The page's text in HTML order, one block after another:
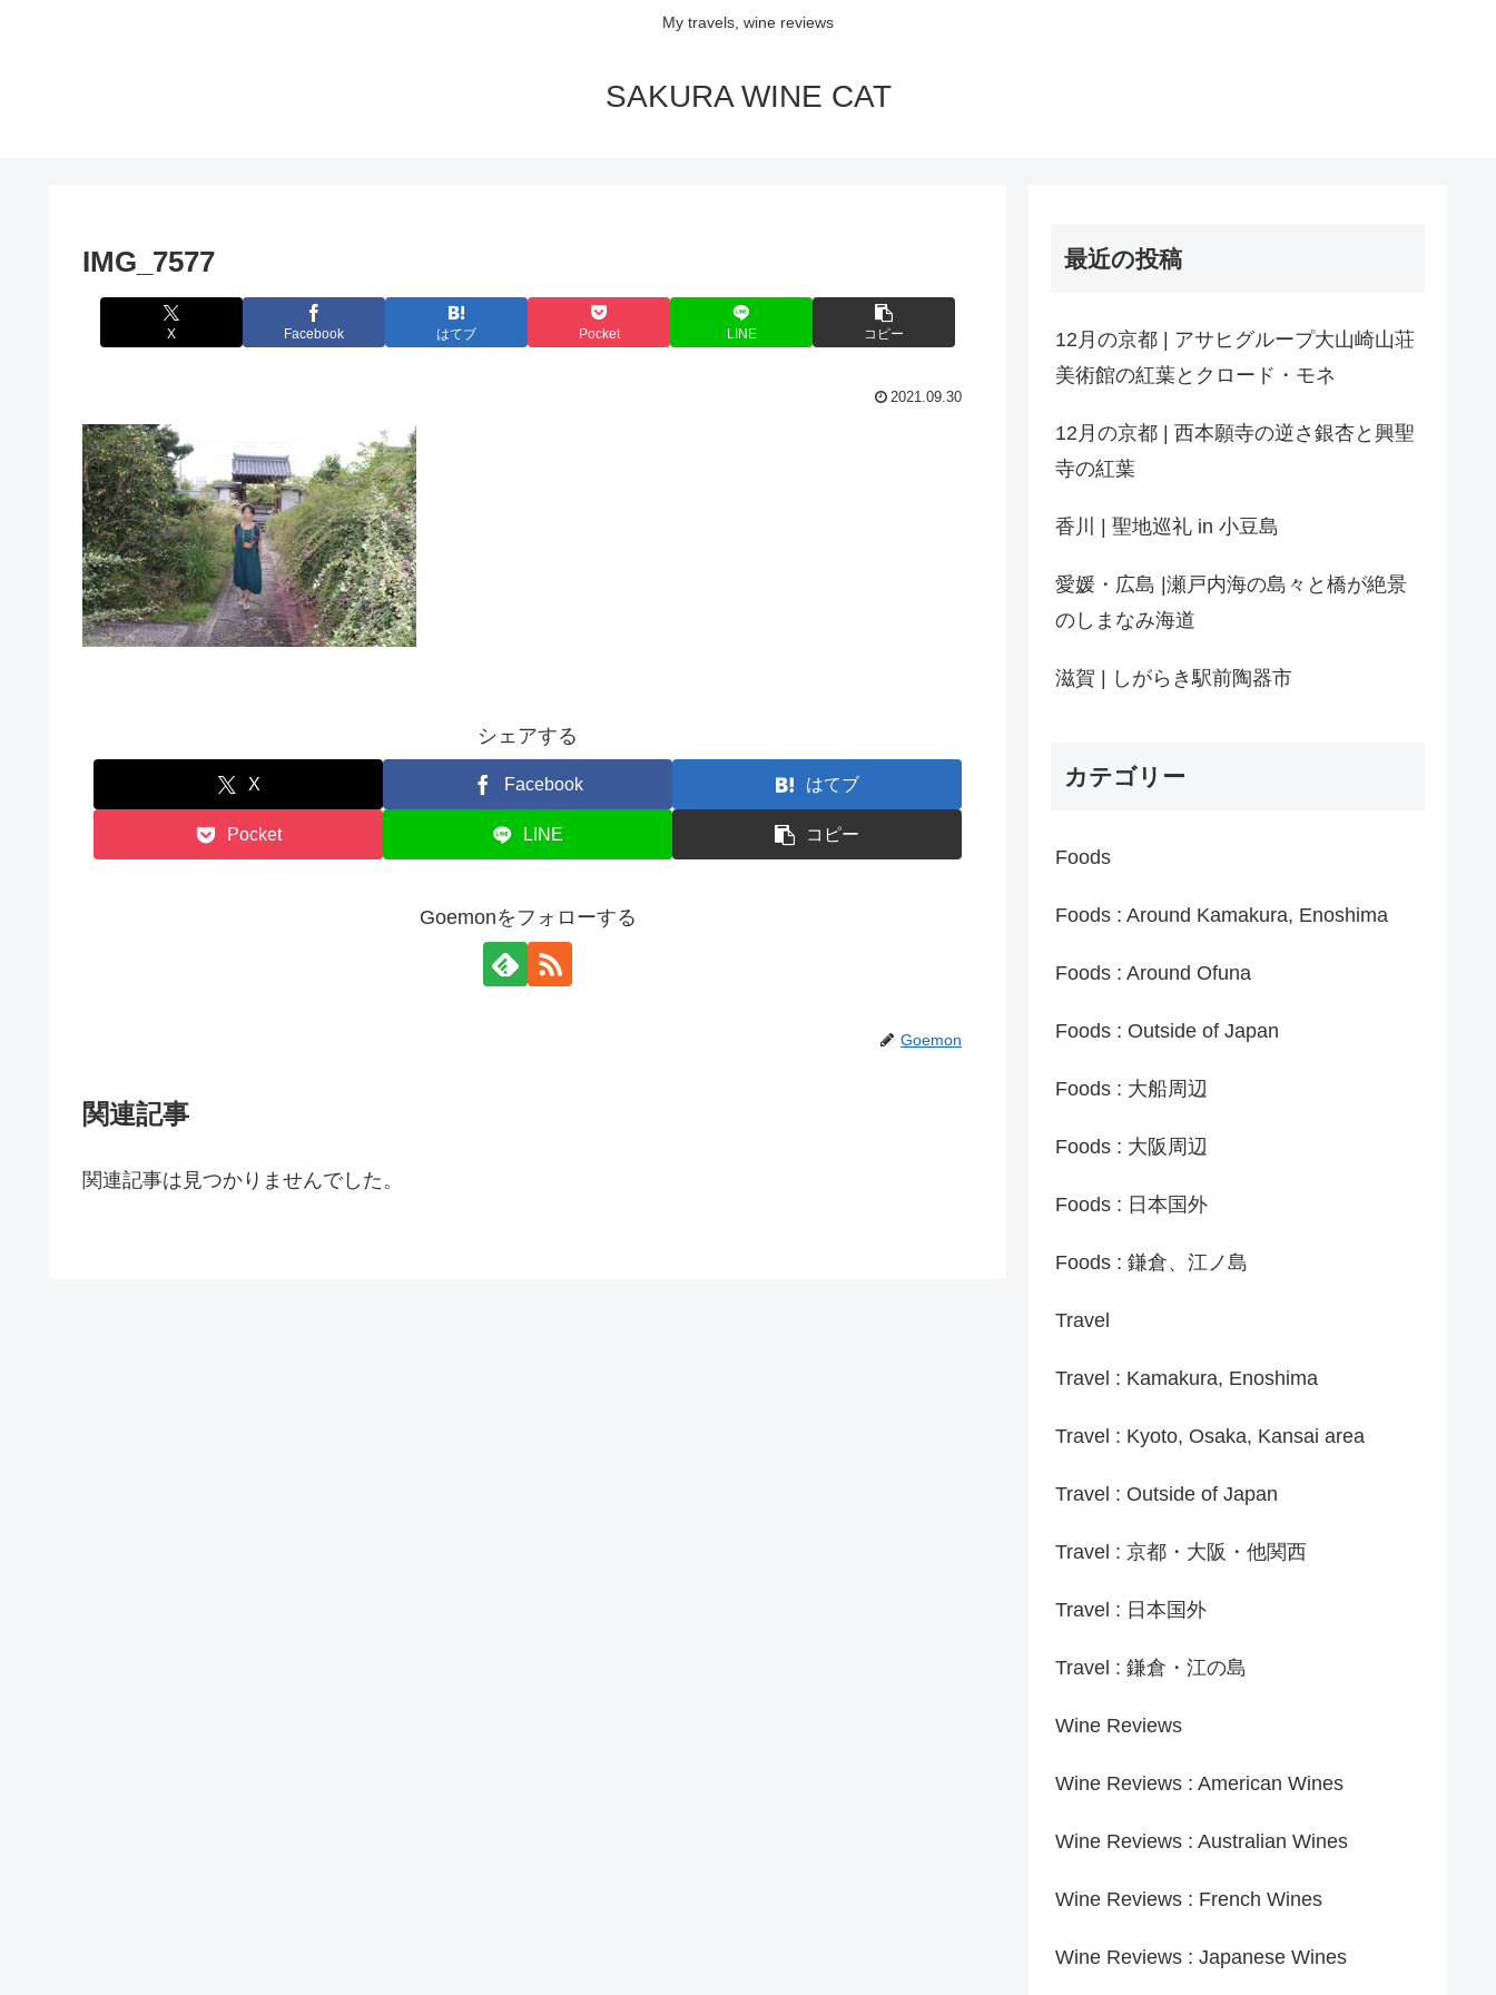
My travels, wine reviews
SAKURA WINE CAT
IMG_7577
X Facebook はてブ Pocket LINE コピー
2021.09.30
シェアする
X Facebook はてブ
Pocket LINE コピー
Goemonをフォローする
Goemon
関連記事
関連記事は見つかりませんでした。
最近の投稿
12月の京都 | アサヒグループ大山崎山荘
美術館の紅葉とクロード・モネ
12月の京都 | 西本願寺の逆さ銀杏と興聖
寺の紅葉
香川 | 聖地巡礼 in 小豆島
愛媛・広島 |瀬戸内海の島々と橋が絶景
のしまなみ海道
滋賀 | しがらき駅前陶器市
カテゴリー
Foods
Foods : Around Kamakura, Enoshima
Foods : Around Ofuna
Foods : Outside of Japan
Foods : 大船周辺
Foods : 大阪周辺
Foods : 日本国外
Foods : 鎌倉、江ノ島
Travel
Travel : Kamakura, Enoshima
Travel : Kyoto, Osaka, Kansai area
Travel : Outside of Japan
Travel : 京都・大阪・他関西
Travel : 日本国外
Travel : 鎌倉・江の島
Wine Reviews
Wine Reviews : American Wines
Wine Reviews : Australian Wines
Wine Reviews : French Wines
Wine Reviews : Japanese Wines